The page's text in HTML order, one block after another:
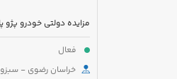
فعال
خراسان رضوی -